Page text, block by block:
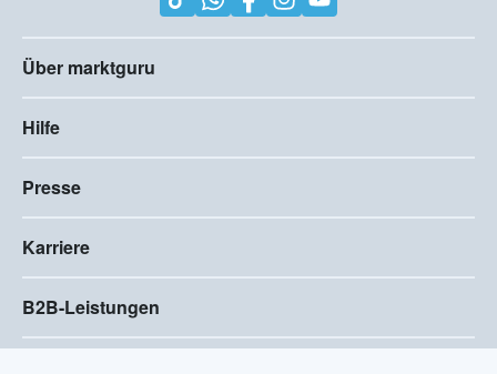
Über marktguru
Hilfe
Presse
Karriere
B2B-Leistungen